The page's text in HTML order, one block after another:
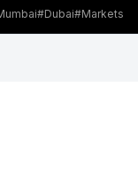
#Dubai#Markets